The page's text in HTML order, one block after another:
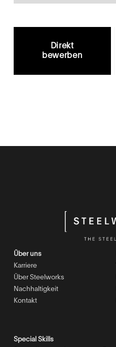
Direkt
bewerben
Über uns
Karriere
Über Steelworks
Nachhaltigkeit
Kontakt
Special Skills